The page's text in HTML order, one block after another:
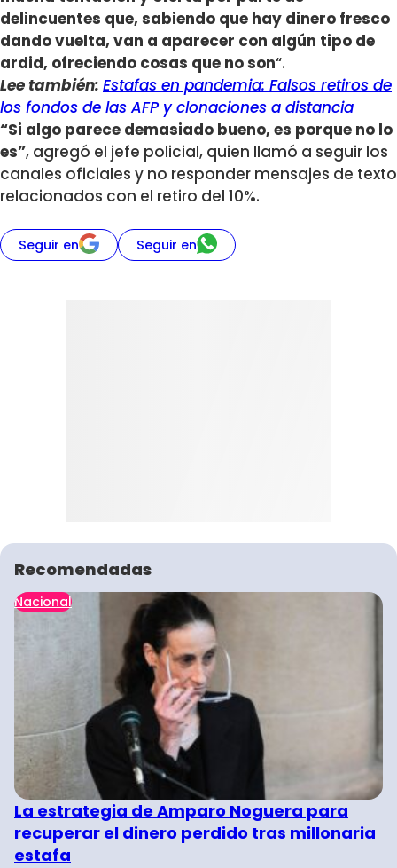
delincuentes que, sabiendo que hay dinero fresco
dando vuelta, van a aparecer con algún tipo de
ardid, ofreciendo cosas que no son“.
Lee también: Estafas en pandemia: Falsos retiros de
los fondos de las AFP y clonaciones a distancia
“Si algo parece demasiado bueno, es porque no lo
es”, agregó el jefe policial, quien llamó a seguir los
canales oficiales y no responder mensajes de texto
relacionados con el retiro del 10%.
Seguir en Seguir en
Recomendadas
Nacional
La estrategia de Amparo Noguera para
recuperar el dinero perdido tras millonaria
estafa